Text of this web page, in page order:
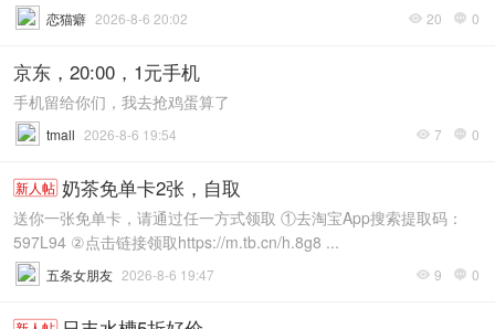
 20  0
恋猫癖 2026-8-6 20:02
京东，20:00，1元手机
手机留给你们，我去抢鸡蛋算了
 7  0
tmall 2026-8-6 19:54
新人帖 奶茶免单卡2张，自取
送你一张免单卡，请通过任一方式领取 ①去淘宝App搜索提取码：
597L94 ②点击链接领取https://m.tb.cn/h.8g8 ...
 9  0
五条女朋友 2026-8-6 19:47